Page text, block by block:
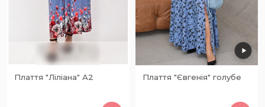
Плаття "Ліліана" А2 Плаття "Євгенія" голубе